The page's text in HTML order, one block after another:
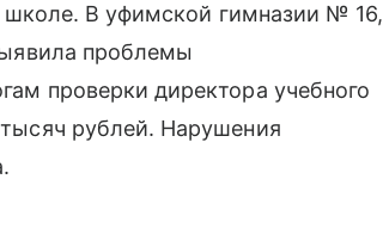
школе. В уфимской гимназии № 16,
проблемы
проверки директора учебного
рублей. Нарушения